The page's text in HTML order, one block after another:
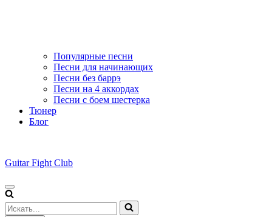
Популярные песни
Песни для начинающих
Песни без баррэ
Песни на 4 аккордах
Песни с боем шестерка
Тюнер
Блог
Guitar Fight Club
Меню
навигации
Искать...